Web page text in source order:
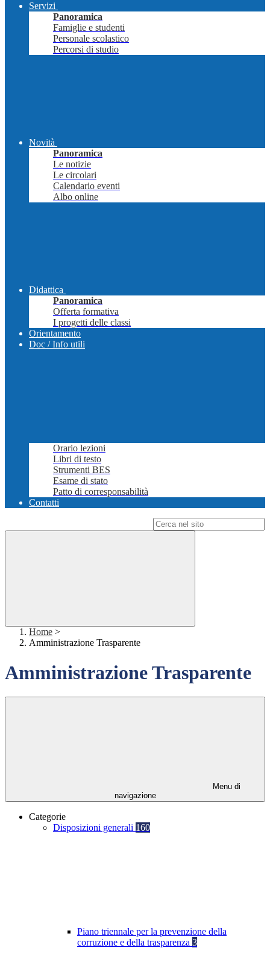
Servizi
Panoramica
Famiglie e studenti
Personale scolastico
Percorsi di studio
Novità
Panoramica
Le notizie
Le circolari
Calendario eventi
Albo online
Didattica
Panoramica
Offerta formativa
I progetti delle classi
Orientamento
Doc / Info utili
Orario lezioni
Libri di testo
Strumenti BES
Esame di stato
Patto di corresponsabilità
Contatti
Home >
Amministrazione Trasparente
Amministrazione Trasparente
Menu di
navigazione
Categorie
Disposizioni generali 160
Piano triennale per la prevenzione della
corruzione e della trasparenza 3